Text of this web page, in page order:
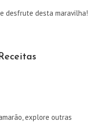
desfrute desta maravilha!
explore outras